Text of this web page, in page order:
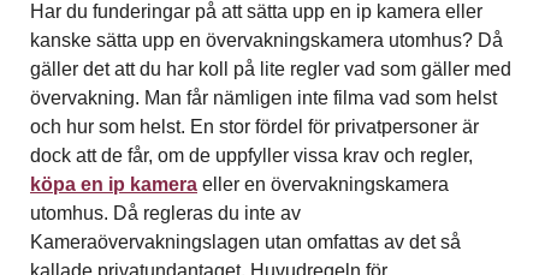
Har du funderingar på att sätta upp en ip kamera eller
kanske sätta upp en övervakningskamera utomhus? Då
gäller det att du har koll på lite regler vad som gäller med
övervakning. Man får nämligen inte filma vad som helst
och hur som helst. En stor fördel för privatpersoner är
dock att de får, om de uppfyller vissa krav och regler,
köpa en ip kamera eller en övervakningskamera
utomhus. Då regleras du inte av
Kameraövervakningslagen utan omfattas av det så